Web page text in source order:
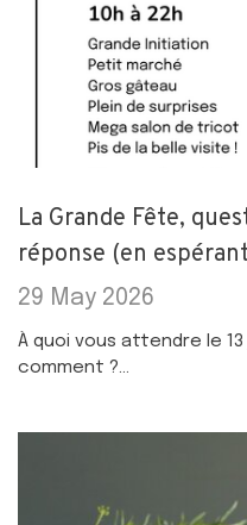
La Grande Fête,
réponse (en
29 May 2026
À quoi vous attendre le
comment ?...